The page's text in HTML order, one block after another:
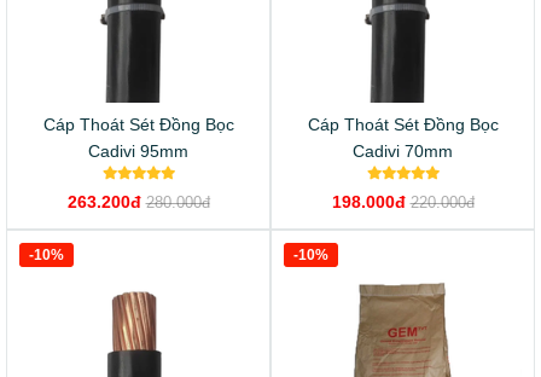
Cáp Thoát Sét Đồng Bọc
Cadivi 95mm
263.200đ 280.000đ
Cáp Thoát Sét Đồng Bọc
Cadivi 70mm
198.000đ 220.000đ
-10% -10%